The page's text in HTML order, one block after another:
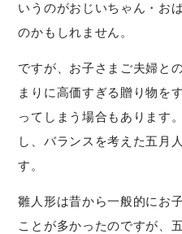
いうのがおじいちゃん・お
のかもしれません。
ですが、お子さまご夫婦と
まりに高価すぎる贈り物を
ってしまう場合もあります
し、バランスを考えた五月
す。
雛人形は昔から一般的にお
ことが多かったのですが、